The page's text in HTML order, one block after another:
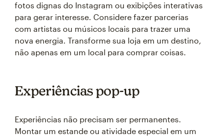
fotos dignas do Instagram ou exibições interativas
para gerar interesse. Considere fazer parcerias
com artistas ou músicos locais para trazer uma
nova energia. Transforme sua loja em um destino,
não apenas em um local para comprar coisas.
Experiências pop-up
Experiências não precisam ser permanentes.
Montar um estande ou atividade especial em um